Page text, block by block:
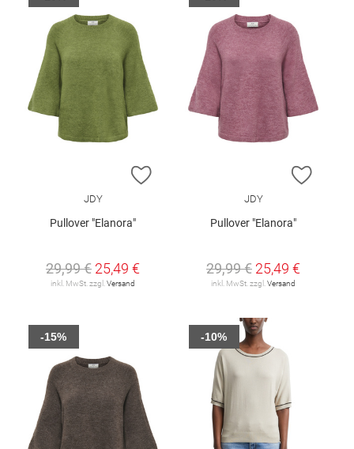
ZUR WUNSCHLISTE HINZUFÜGEN
JDY
Pullover "Elanora"
29,99 € 25,49 €
inkl. MwSt. zzgl.Versand
ZUR
JDY
Pullover "Elanora"
29,99 € 25,49 €
inkl. MwSt. zzgl.Versand
-15% -10%